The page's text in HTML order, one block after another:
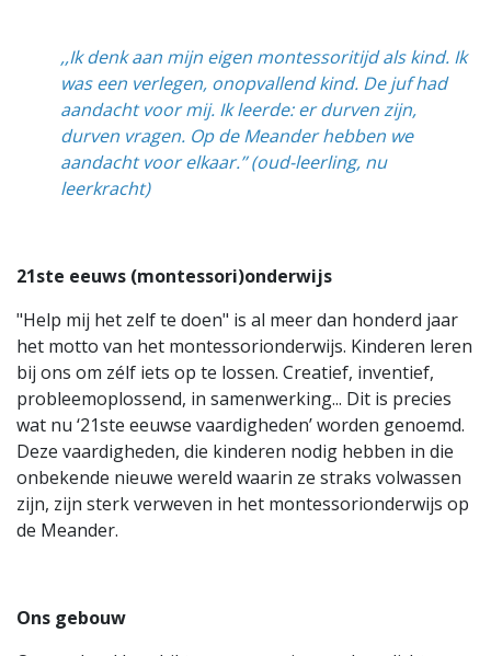
,,Ik denk aan mijn eigen montessoritijd als kind. Ik
was een verlegen, onopvallend kind. De juf had
aandacht voor mij. Ik leerde: er durven zijn,
durven vragen. Op de Meander hebben we
aandacht voor elkaar.’’ (oud-leerling, nu
leerkracht)
21ste eeuws (montessori)onderwijs
"Help mij het zelf te doen" is al meer dan honderd jaar
het motto van het montessorionderwijs. Kinderen leren
bij ons om zélf iets op te lossen. Creatief, inventief,
probleemoplossend, in samenwerking... Dit is precies
wat nu ‘21ste eeuwse vaardigheden’ worden genoemd.
Deze vaardigheden, die kinderen nodig hebben in die
onbekende nieuwe wereld waarin ze straks volwassen
zijn, zijn sterk verweven in het montessorionderwijs op
de Meander.
Ons gebouw